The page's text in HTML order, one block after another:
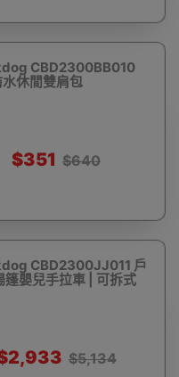
CBD2300BB010
休閒雙肩包
$351 $640
CBD2300JJ011 戶
篷嬰兒手拉車 | 可拆式
$5,134